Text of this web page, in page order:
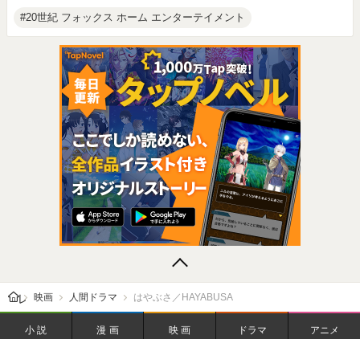
20世紀 フォックス ホーム エンターテイメント
レビューン トップ
映画 人間ドラマ はやぶさ／HAYABUSA
小説 漫画 映画 ドラマ アニメ